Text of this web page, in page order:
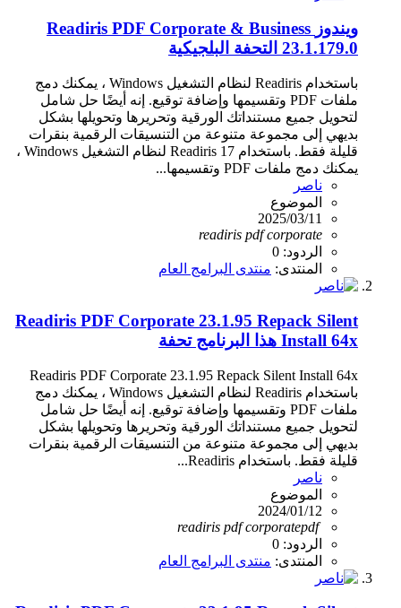
ويندوز Readiris PDF Corporate & Business
23.1.179.0 التحفة البلجيكية
باستخدام Readiris لنظام التشغيل Windows ، يمكنك دمج
ملفات PDF وتقسيمها وإضافة توقيع. إنه أيضًا حل شامل
لتحويل جميع مستنداتك الورقية وتحريرها وتحويلها بشكل
بديهي إلى مجموعة متنوعة من التنسيقات الرقمية بنقرات
قليلة فقط. باستخدام Readiris 17 لنظام التشغيل Windows ،
يمكنك دمج ملفات PDF وتقسيمها...
ناصر
الموضوع
2025/03/11
readiris pdf corporate
الردود: 0
المنتدى: منتدى البرامج العام
Readiris PDF Corporate 23.1.95 Repack Silent
Install 64x هذا البرنامج تحفة
Readiris PDF Corporate 23.1.95 Repack Silent Install 64x
باستخدام Readiris لنظام التشغيل Windows ، يمكنك دمج
ملفات PDF وتقسيمها وإضافة توقيع. إنه أيضًا حل شامل
لتحويل جميع مستنداتك الورقية وتحريرها وتحويلها بشكل
بديهي إلى مجموعة متنوعة من التنسيقات الرقمية بنقرات
قليلة فقط. باستخدام Readiris...
ناصر
الموضوع
2024/01/12
pdf
readiris pdf corporate
الردود: 0
المنتدى: منتدى البرامج العام